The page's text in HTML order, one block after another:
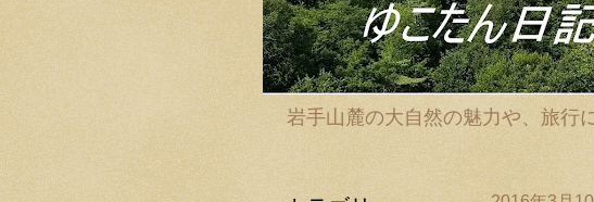
岩手山麓の大自然の魅力や、旅行